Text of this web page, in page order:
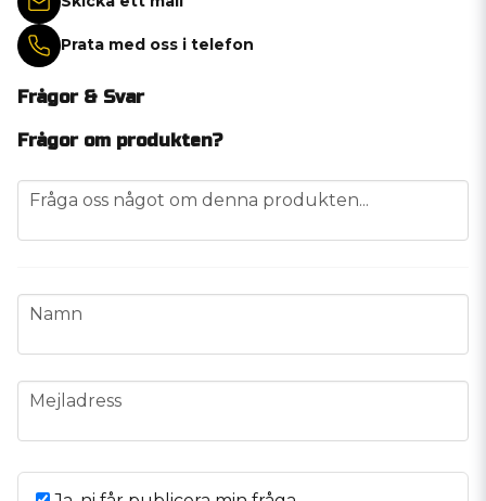
Prata med oss i telefon
Frågor & Svar
Frågor om produkten?
question
Fråga oss något om denna produkten...
name
Namn
email
Mejladress